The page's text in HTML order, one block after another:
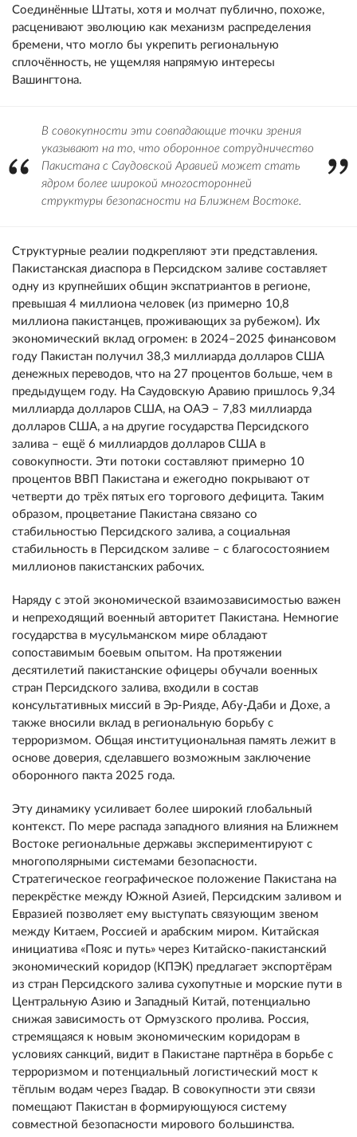
Соединённые Штаты, хотя и молчат публично, похоже,
расценивают эволюцию как механизм распределения
бремени, что могло бы укрепить региональную
сплочённость, не ущемляя напрямую интересы
Вашингтона.
В совокупности эти совпадающие точки зрения
указывают на то, что оборонное сотрудничество
Пакистана с Саудовской Аравией может стать
ядром более широкой многосторонней
структуры безопасности на Ближнем Востоке.
Структурные реалии подкрепляют эти представления.
Пакистанская диаспора в Персидском заливе составляет
одну из крупнейших общин экспатриантов в регионе,
превышая 4 миллиона человек (из примерно 10,8
миллиона пакистанцев, проживающих за рубежом). Их
экономический вклад огромен: в 2024–2025 финансовом
году Пакистан получил 38,3 миллиарда долларов США
денежных переводов, что на 27 процентов больше, чем в
предыдущем году. На Саудовскую Аравию пришлось 9,34
миллиарда долларов США, на ОАЭ – 7,83 миллиарда
долларов США, а на другие государства Персидского
залива – ещё 6 миллиардов долларов США в
совокупности. Эти потоки составляют примерно 10
процентов ВВП Пакистана и ежегодно покрывают от
четверти до трёх пятых его торгового дефицита. Таким
образом, процветание Пакистана связано со
стабильностью Персидского залива, а социальная
стабильность в Персидском заливе – с благосостоянием
миллионов пакистанских рабочих.
Наряду с этой экономической взаимозависимостью важен
и непреходящий военный авторитет Пакистана. Немногие
государства в мусульманском мире обладают
сопоставимым боевым опытом. На протяжении
десятилетий пакистанские офицеры обучали военных
стран Персидского залива, входили в состав
консультативных миссий в Эр-Рияде, Абу-Даби и Дохе, а
также вносили вклад в региональную борьбу с
терроризмом. Общая институциональная память лежит в
основе доверия, сделавшего возможным заключение
оборонного пакта 2025 года.
Эту динамику усиливает более широкий глобальный
контекст. По мере распада западного влияния на Ближнем
Востоке региональные державы экспериментируют с
многополярными системами безопасности.
Стратегическое географическое положение Пакистана на
перекрёстке между Южной Азией, Персидским заливом и
Евразией позволяет ему выступать связующим звеном
между Китаем, Россией и арабским миром. Китайская
инициатива «Пояс и путь» через Китайско-пакистанский
экономический коридор (КПЭК) предлагает экспортёрам
из стран Персидского залива сухопутные и морские пути в
Центральную Азию и Западный Китай, потенциально
снижая зависимость от Ормузского пролива. Россия,
стремящаяся к новым экономическим коридорам в
условиях санкций, видит в Пакистане партнёра в борьбе с
терроризмом и потенциальный логистический мост к
тёплым водам через Гвадар. В совокупности эти связи
помещают Пакистан в формирующуюся систему
совместной безопасности мирового большинства.